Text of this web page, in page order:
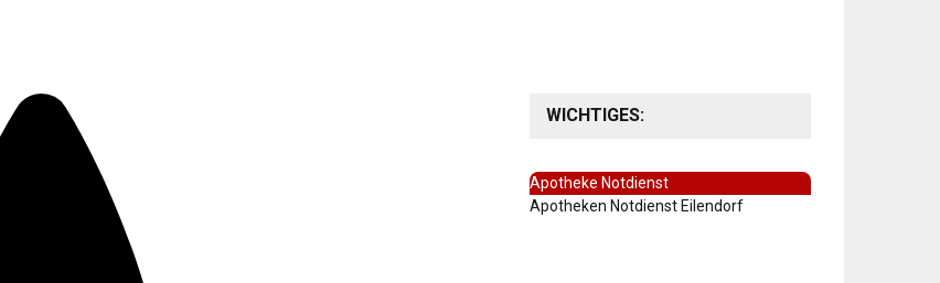
WICHTIGES:
Apotheke Notdienst
Apotheken Notdienst Eilendorf